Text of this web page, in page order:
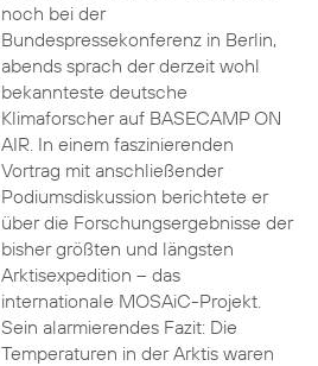
noch bei der
Bundespressekonferenz in Berlin,
abends sprach der derzeit wohl
bekannteste deutsche
Klimaforscher auf BASECAMP ON
AIR. In einem faszinierenden
Vortrag mit anschließender
Podiumsdiskussion berichtete er
über die Forschungsergebnisse der
bisher größten und längsten
Arktisexpedition – das
internationale MOSAiC-Projekt.
Sein alarmierendes Fazit: Die
Temperaturen in der Arktis waren